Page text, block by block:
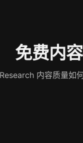
免费内容
内容质量如